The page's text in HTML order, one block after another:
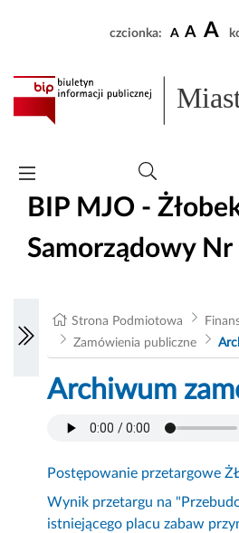
czcionka: A A A
BIP MJO -
Samorządowy Nr
Strona Podmiotowa
Zamówienia publiczne
Archiwum
Postępowanie przetargowe
Wynik przetargu na
istniejącego placu zabaw